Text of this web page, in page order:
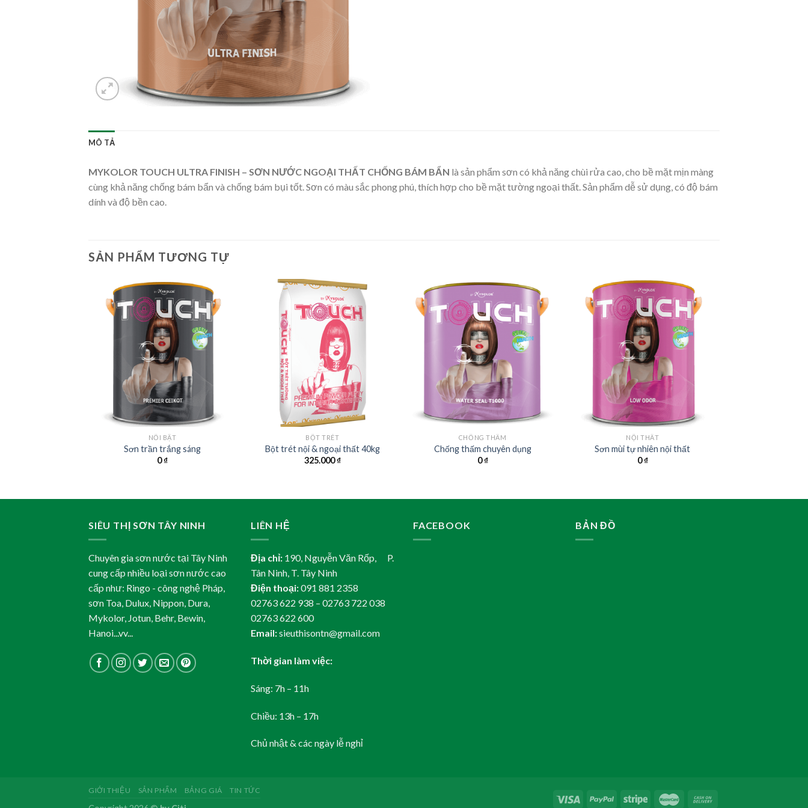
MÔ TẢ
MYKOLOR TOUCH ULTRA FINISH – SƠN NƯỚC NGOẠI THẤT CHỐNG BÁM BẨN là sản phẩm sơn có khả năng chùi rửa cao, cho bề mặt mịn màng
cùng khả năng chống bám bẩn và chống bám bụi tốt. Sơn có màu sắc phong phú, thích hợp cho bề mặt tường ngoại thất. Sản phẩm dễ sử dụng, có độ bám
dính và độ bền cao.
SẢN PHẨM TƯƠNG TỰ
NỔI BẬT
Sơn trần trắng sáng
0₫
BỘT TRÉT
Bột trét nội & ngoại thất 40kg
325.000₫
CHỐNG THẤM
Chống thấm chuyên dụng
0₫
NỘI THẤT
Sơn mùi tự nhiên nội thất
0₫
SIÊU THỊ SƠN TÂY NINH
Chuyên gia sơn nước tại Tây Ninh
cung cấp nhiều loại sơn nước cao
cấp như: Ringo - công nghệ Pháp,
sơn Toa, Dulux, Nippon, Dura,
Mykolor, Jotun, Behr, Bewin,
Hanoi...vv...
LIÊN HỆ
Địa chỉ: 190, Nguyễn Văn Rốp, P.
Tân Ninh, T. Tây Ninh
Điện thoại:091 881 2358
02763 622 938 – 02763 722 038
02763 622 600
Email:sieuthisontn@gmail.com
Thời gian làm việc:
Sáng: 7h – 11h
Chiều: 13h – 17h
Chủ nhật & các ngày lễ nghỉ
FACEBOOK BẢN ĐỒ
GIỚI THIỆU SẢN PHẨM BẢNG GIÁ TIN TỨC